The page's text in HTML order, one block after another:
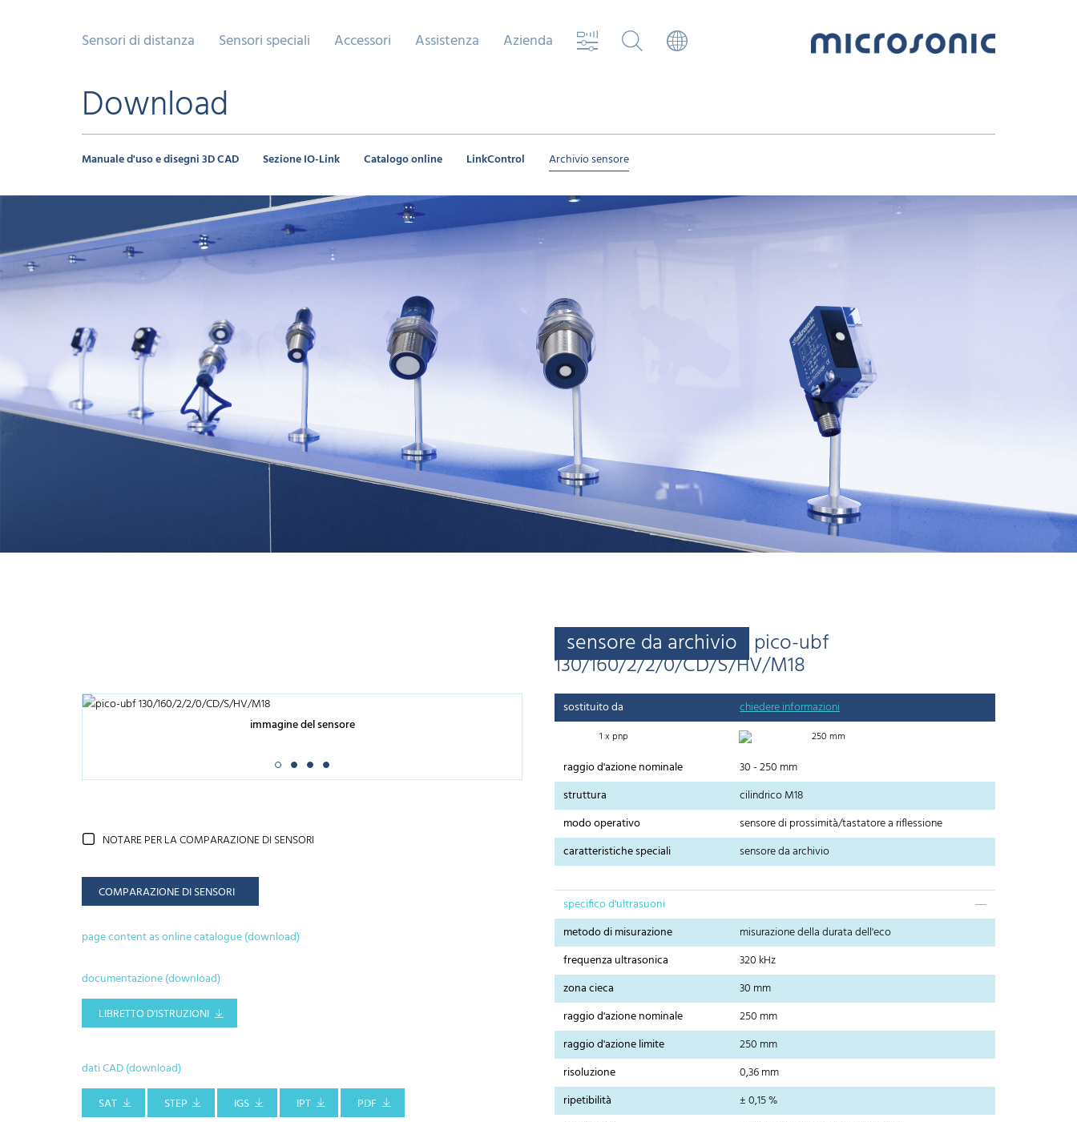
Sensori di distanza Sensori speciali Accessori Assistenza Azienda
Download
Manuale d'uso e disegni 3D CAD Sezione IO-Link Catalogo online LinkControl Archivio sensore
sensore da archivio pico-ubf
130/160/2/2/0/CD/S/HV/M18
immagine del sensore
NOTARE PER LA COMPARAZIONE DI SENSORI
COMPARAZIONE DI SENSORI
page content as online catalogue (download)
documentazione (download)
LIBRETTO D'ISTRUZIONI
dati CAD (download)
SAT
STEP IGS IPT PDF
sostituito da chiedere informazioni
1 x pnp 250 mm
raggio d'azione nominale
30 - 250 mm
struttura
cilindrico M18
modo operativo
sensore di prossimità/tastatore a riflessione
caratteristiche speciali
sensore da archivio
specifico d'ultrasuoni
metodo di misurazione
misurazione della durata dell'eco
frequenza ultrasonica
320 kHz
zona cieca
30 mm
raggio d'azione nominale
250 mm
raggio d'azione limite
250 mm
risoluzione
0,36 mm
ripetibilità
± 0,15 %